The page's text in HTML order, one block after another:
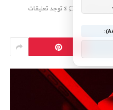
لا توجد تعليقات